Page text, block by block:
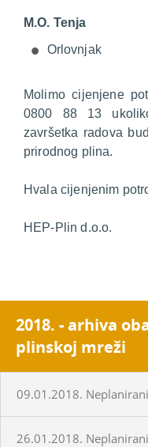
M.O. Tenja
Orlovnjak
Molimo cijenjene
0800 88 13
završetka radova
prirodnog plina.
Hvala cijenjenim
HEP-Plin d.o.o.
2018. - arhiva
plinskoj mreži
09.01.2018.
26.01.2018.